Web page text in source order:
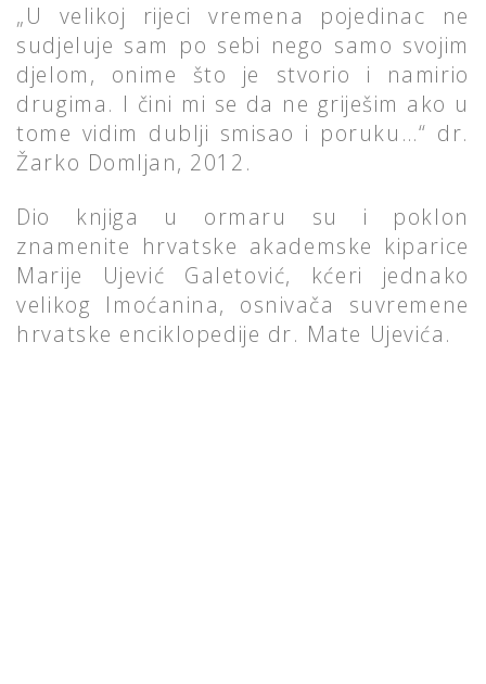
„U velikoj rijeci vremena pojedinac ne
sudjeluje sam po sebi nego samo svojim
djelom, onime što je stvorio i namirio
drugima. I čini mi se da ne griješim ako u
tome vidim dublji smisao i poruku…“ dr.
Žarko Domljan, 2012.
Dio knjiga u ormaru su i poklon
znamenite hrvatske akademske kiparice
Marije Ujević Galetović, kćeri jednako
velikog Imoćanina, osnivača suvremene
hrvatske enciklopedije dr. Mate Ujevića.